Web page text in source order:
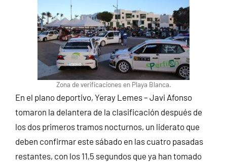
Zona de verificaciones en Playa Blanca.
En el plano deportivo, Yeray Lemes – Javi Afonso
tomaron la delantera de la clasificación después de
los dos primeros tramos nocturnos, un liderato que
deben confirmar este sábado en las cuatro pasadas
restantes, con los 11,5 segundos que ya han tomado